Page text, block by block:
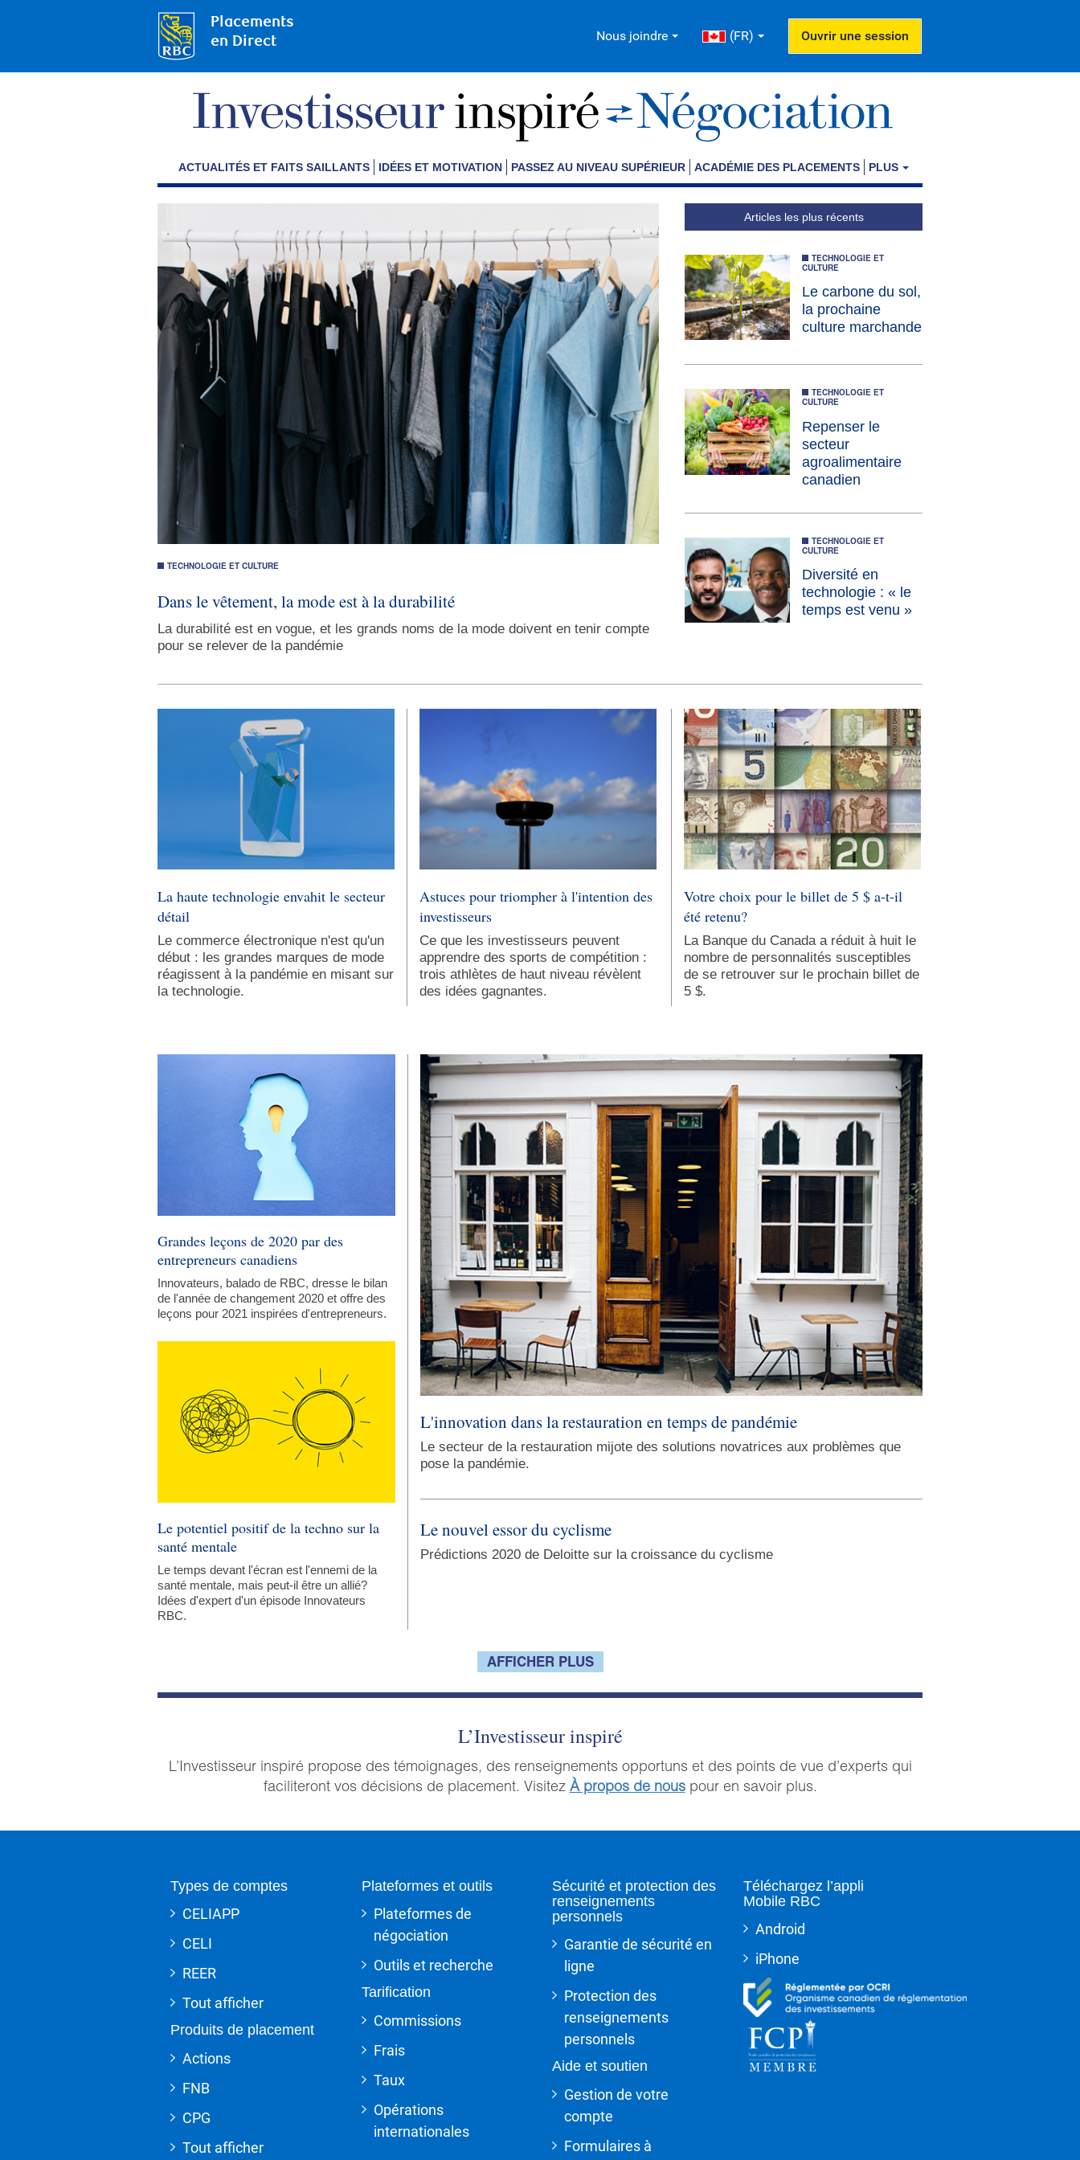
Placements
en Direct
Nous joindre (FR) Ouvrir une session
ACTUALITÉS ET FAITS SAILLANTS IDÉES ET MOTIVATION PASSEZ AU NIVEAU SUPÉRIEUR ACADÉMIE DES PLACEMENTS PLUS
Technologie
et
culture
TECHNOLOGIE ET CULTURE
Dans le vêtement, la mode est à la durabilité
La durabilité est en vogue, et les grands noms de la mode doivent en tenir compte
pour se relever de la pandémie
Articles les plus récents
TECHNOLOGIE ET
CULTURE
Le carbone du sol,
la prochaine
culture marchande
TECHNOLOGIE ET
CULTURE
Repenser le
secteur
agroalimentaire
canadien​
TECHNOLOGIE ET
CULTURE
Diversité en
technologie : « le
temps est venu »
La haute technologie envahit le secteur
détail
Le commerce électronique n'est qu'un
début : les grandes marques de mode
réagissent à la pandémie en misant sur
la technologie.
Astuces pour triompher à l'intention des
investisseurs
Ce que les investisseurs peuvent
apprendre des sports de compétition :
trois athlètes de haut niveau révèlent
des idées gagnantes.
Votre choix pour le billet de 5 $ a-t-il
été retenu?
La Banque du Canada a réduit à huit le
nombre de personnalités susceptibles
de se retrouver sur le prochain billet de
5 $.
Grandes leçons de 2020 par des
entrepreneurs canadiens
Innovateurs, balado de RBC, dresse le bilan
de l'année de changement 2020 et offre des
leçons pour 2021 inspirées d'entrepreneurs.
Le potentiel positif de la techno sur la
santé mentale
Le temps devant l'écran est l'ennemi de la
santé mentale, mais peut-il être un allié?
Idées d'expert d'un épisode Innovateurs
RBC.
L'innovation dans la restauration en temps de pandémie
Le secteur de la restauration mijote des solutions novatrices aux problèmes que
pose la pandémie.
Le nouvel essor du cyclisme
Prédictions 2020 de Deloitte sur la croissance du cyclisme
AFFICHER PLUS
L’Investisseur inspiré
L’Investisseur inspiré propose des témoignages, des renseignements opportuns et des points de vue d’experts qui
faciliteront vos décisions de placement. Visitez À propos de nouspour en savoir plus.
Types de comptes
CELIAPP
CELI
REER
Tout afficher
Produits de placement
Actions
FNB
CPG
Tout afficher
Plateformes et outils
Plateformes de
négociation
Outils et recherche
Tarification
Commissions
Frais
Taux
Opérations
internationales
Sécurité et protection des
renseignements
personnels
Garantie de sécurité en
ligne
Protection des
renseignements
personnels
Aide et soutien
Gestion de votre
compte
Formulaires à
Téléchargez l’appli
Mobile RBC
Android
iPhone